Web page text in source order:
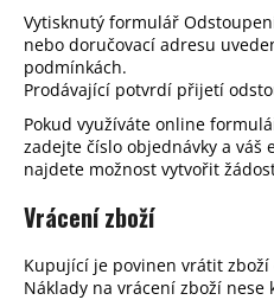
Vytisknutý formulář
nebo doručovací adresu
podmínkách.
Prodávající potvrdí přijetí
Pokud využíváte online
zadejte číslo objednávky a váš
najdete možnost vytvořit
Vrácení zboží
Kupující je povinen vrátit zboží
Náklady na vrácení zboží nese